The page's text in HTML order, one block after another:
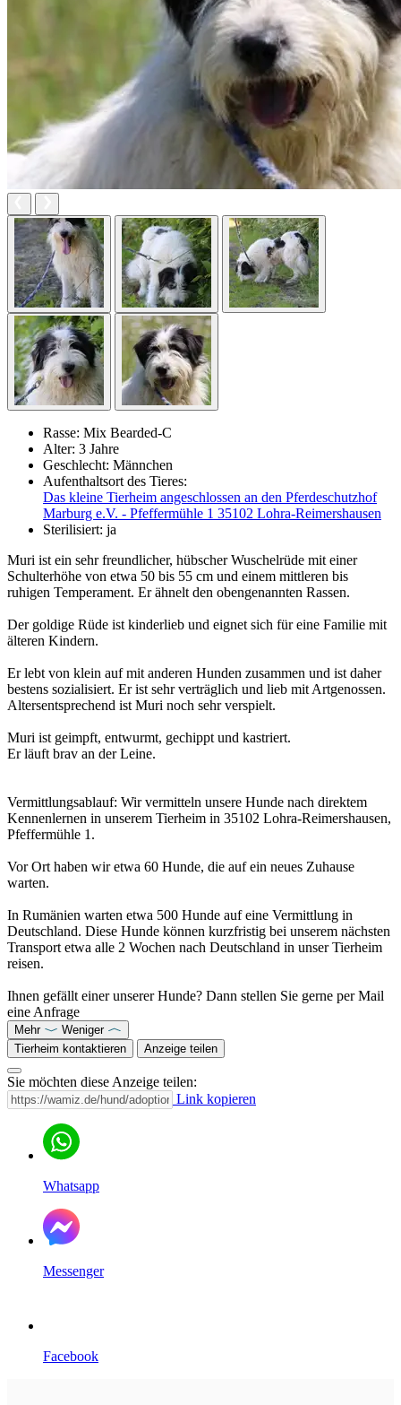
Rasse: Mix Bearded-C
Alter: 3 Jahre
Geschlecht: Männchen
Aufenthaltsort des Tieres:
Das kleine Tierheim angeschlossen an den Pferdeschutzhof
Marburg e.V. - Pfeffermühle 1 35102 Lohra-Reimershausen
Sterilisiert: ja
Muri ist ein sehr freundlicher, hübscher Wuschelrüde mit einer
Schulterhöhe von etwa 50 bis 55 cm und einem mittleren bis
ruhigen Temperament. Er ähnelt den obengenannten Rassen.
Der goldige Rüde ist kinderlieb und eignet sich für eine Familie mit
älteren Kindern.
Er lebt von klein auf mit anderen Hunden zusammen und ist daher
bestens sozialisiert. Er ist sehr verträglich und lieb mit Artgenossen.
Altersentsprechend ist Muri noch sehr verspielt.
Muri ist geimpft, entwurmt, gechippt und kastriert.
Er läuft brav an der Leine.
Vermittlungsablauf: Wir vermitteln unsere Hunde nach direktem
Kennenlernen in unserem Tierheim in 35102 Lohra-Reimershausen,
Pfeffermühle 1.
Vor Ort haben wir etwa 60 Hunde, die auf ein neues Zuhause
warten.
In Rumänien warten etwa 500 Hunde auf eine Vermittlung in
Deutschland. Diese Hunde können kurzfristig bei unserem nächsten
Transport etwa alle 2 Wochen nach Deutschland in unser Tierheim
reisen.
Ihnen gefällt einer unserer Hunde? Dann stellen Sie gerne per Mail
eine Anfrage
Mehr
Weniger
Tierheim kontaktieren
Anzeige teilen
Sie möchten diese Anzeige teilen:
Link kopieren
Whatsapp
Messenger
Facebook